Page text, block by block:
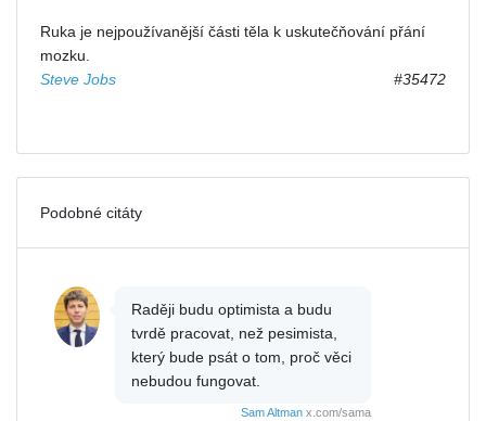
Ruka je nejpoužívanější části těla k uskutečňování přání
mozku.
Steve Jobs
#35472
Podobné citáty
Raději budu optimista a budu
tvrdě pracovat, než pesimista,
který bude psát o tom, proč věci
nebudou fungovat.
Sam Altman x.com/sama